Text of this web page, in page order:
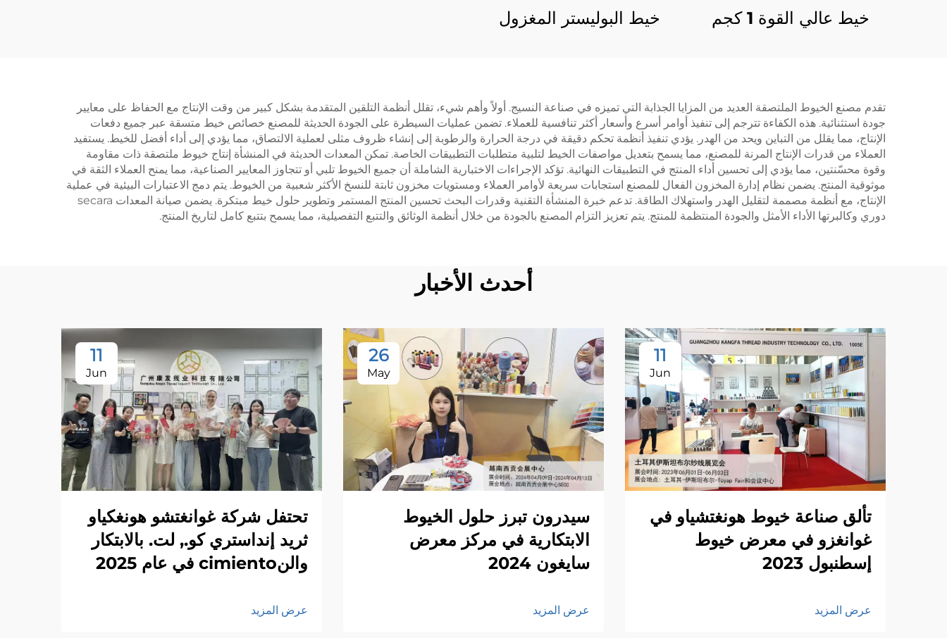
خيط عالي القوة 1 كجم خيط البوليستر المغزول
تقدم مصنع الخيوط الملتصقة العديد من المزايا الجذابة التي تميزه في صناعة النسيج. أولاً وأهم شيء، تقلل أنظمة التلقين المتقدمة بشكل كبير من وقت الإنتاج مع الحفاظ على معايير
جودة استثنائية. هذه الكفاءة تترجم إلى تنفيذ أوامر أسرع وأسعار أكثر تنافسية للعملاء. تضمن عمليات السيطرة على الجودة الحديثة للمصنع خصائص خيط متسقة عبر جميع دفعات
الإنتاج، مما يقلل من التباين ويحد من الهدر. يؤدي تنفيذ أنظمة تحكم دقيقة في درجة الحرارة والرطوبة إلى إنشاء ظروف مثلى لعملية الالتصاق، مما يؤدي إلى أداء أفضل للخيط. يستفيد
العملاء من قدرات الإنتاج المرنة للمصنع، مما يسمح بتعديل مواصفات الخيط لتلبية متطلبات التطبيقات الخاصة. تمكن المعدات الحديثة في المنشأة إنتاج خيوط ملتصقة ذات مقاومة
وقوة محسّنتين، مما يؤدي إلى تحسين أداء المنتج في التطبيقات النهائية. تؤكد الإجراءات الاختبارية الشاملة أن جميع الخيوط تلبي أو تتجاوز المعايير الصناعية، مما يمنح العملاء الثقة في
موثوقية المنتج. يضمن نظام إدارة المخزون الفعال للمصنع استجابات سريعة لأوامر العملاء ومستويات مخزون ثابتة للنسخ الأكثر شعبية من الخيوط. يتم دمج الاعتبارات البيئية في عملية
الإنتاج، مع أنظمة مصممة لتقليل الهدر واستهلاك الطاقة. تدعم خبرة المنشأة التقنية وقدرات البحث تحسين المنتج المستمر وتطوير حلول خيط مبتكرة. يضمن صيانة المعدات secara
دوري وكالبرتها الأداء الأمثل والجودة المنتظمة للمنتج. يتم تعزيز التزام المصنع بالجودة من خلال أنظمة الوثائق والتتبع التفصيلية، مما يسمح بتتبع كامل لتاريخ المنتج.
أحدث الأخبار
11
Jun
تألق صناعة خيوط هونغتشياو في
غوانغزو في معرض خيوط
إسطنبول 2023
عرض المزيد
26
May
سيدرون تبرز حلول الخيوط
الابتكارية في مركز معرض
سايغون 2024
عرض المزيد
11
Jun
تحتفل شركة غوانغتشو هونغكياو
ثريد إنداستري كو., لت. بالابتكار
والنcimiento في عام 2025
عرض المزيد